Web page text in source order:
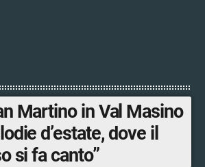
Martino in Val Masino
d’estate, dove il
si fa canto”